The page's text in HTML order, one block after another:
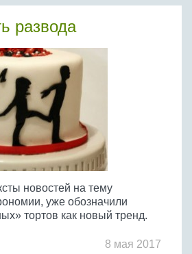
развода
новостей на тему
уже обозначили
тортов как новый тренд.
8 мая 2017